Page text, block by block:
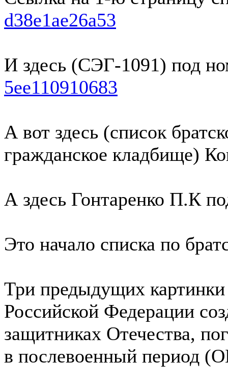
d38e1ae26a53
И здесь (СЭГ-1091) под
5ee110910683
А вот здесь (список
гражданское кладбище)
А здесь Гонтаренко П.К
Это начало списка по
Три предыдущих
Российской Федерации
защитниках Отечества,
в послевоенный период